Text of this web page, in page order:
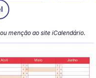
menção ao site iCalendário.